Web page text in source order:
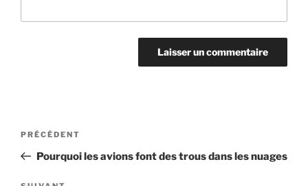
Navigation
l’article
Article
précédent
PRÉCÉDENT
Pourquoi les avions font des trous dans les nuages